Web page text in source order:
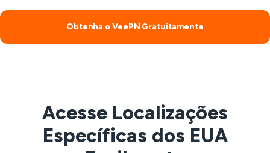
Obtenha o VeePN Gratuitamente
Acesse Localizações
Específicas dos EUA